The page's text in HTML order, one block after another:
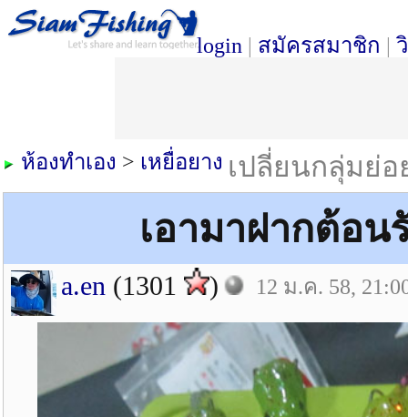
login | สมัครสมาชิก |
เปลี่ยนกลุ่มย่
ห้องทำเอง > เหยื่อยาง
เอามาฝากต้อน
a.en (1301 ) 12 ม.ค. 58,